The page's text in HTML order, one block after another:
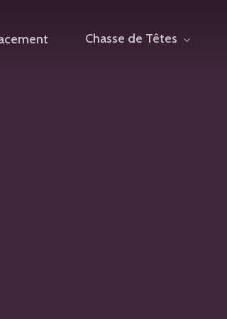
Chasse de Têtes